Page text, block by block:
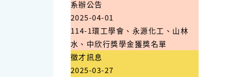
系辦公告
2025-04-01
114-1環工學會、永源化工、山林
水、中欣行獎學金獲獎名單
徵才訊息
2025-03-27